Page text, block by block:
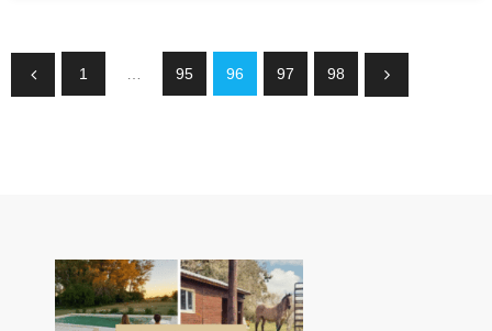
1 95 96 97 98